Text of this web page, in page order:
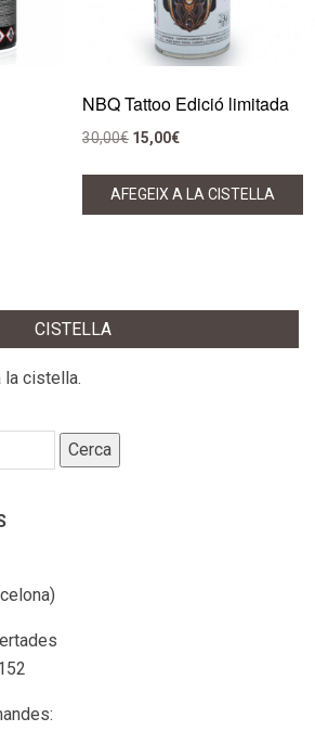
NBQ Tattoo Edició limitada
30,00€ El
original
15,00€El
actual
AFEGEIX A LA CISTELLA
CISTELLA
la cistella.
Cerca